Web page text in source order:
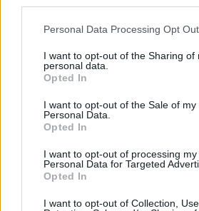
Please note that this website/app uses
not limited to your visit or usage
grant or deny consent to Google and
use your data for below specified
consent section.
Personal Data Processing Opt
I want to opt-out of the Sharing of
personal data.
Opted In
I want to opt-out of the Sale of my
Personal Data.
Opted In
I want to opt-out of processing my
Personal Data for Targeted
Opted In
I want to opt-out of Collection, Use,
26/05/2020 10:05